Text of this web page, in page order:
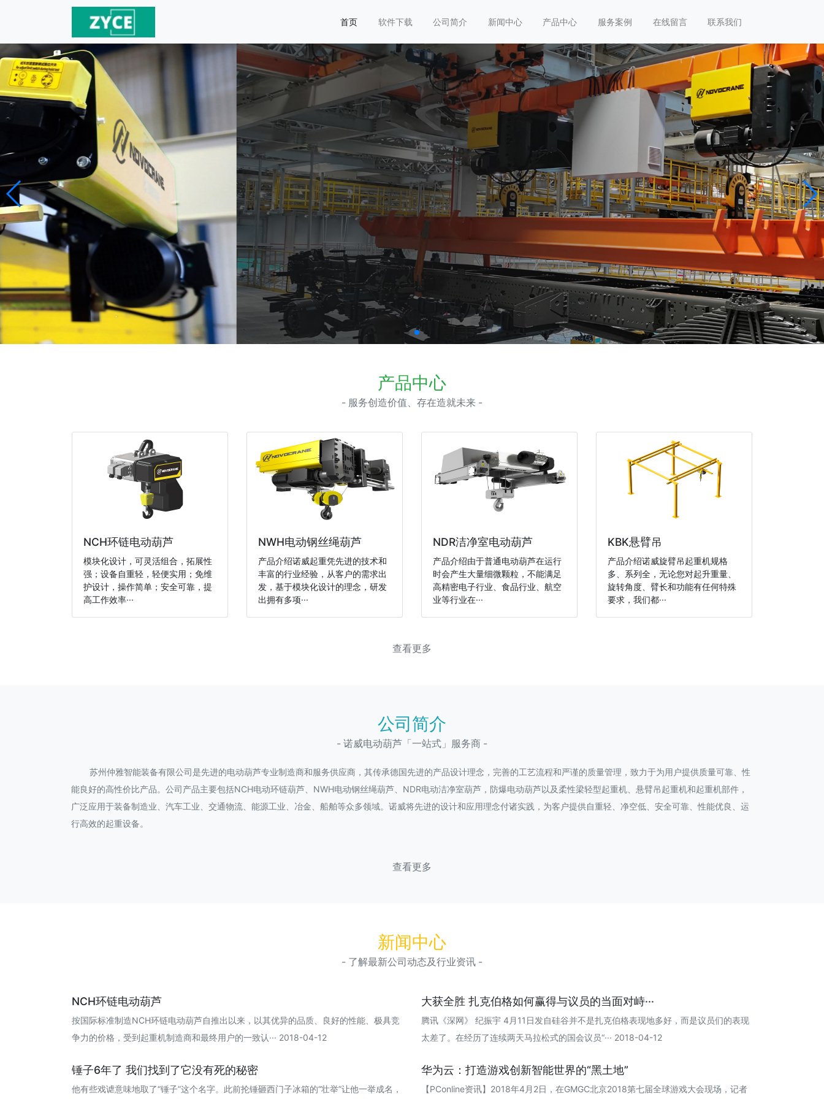
首页 软件下载 公司简介 新闻中心 产品中心 服务案例 在线留言 联系我们
产品中心
- 服务创造价值、存在造就未来 -
NCH环链电动葫芦
模块化设计，可灵活组合，拓展性
强；设备自重轻，轻便实用；免维
护设计，操作简单；安全可靠，提
高工作效率···
NWH电动钢丝绳葫芦
产品介绍诺威起重凭先进的技术和
丰富的行业经验，从客户的需求出
发，基于模块化设计的理念，研发
出拥有多项···
NDR洁净室电动葫芦
产品介绍由于普通电动葫芦在运行
时会产生大量细微颗粒，不能满足
高精密电子行业、食品行业、航空
业等行业在···
KBK悬臂吊
产品介绍诺威旋臂吊起重机规格
多、系列全，无论您对起升重量、
旋转角度、臂长和功能有任何特殊
要求，我们都···
查看更多
公司简介
- 诺威电动葫芦「一站式」服务商 -
苏州仲雅智能装备有限公司是先进的电动葫芦专业制造商和服务供应商，其传承德国先进的产品设计理念，完善的工艺流程和严谨的质量管理，致力于为用户提供质量可靠、性
能良好的高性价比产品。公司产品主要包括NCH电动环链葫芦、NWH电动钢丝绳葫芦、NDR电动洁净室葫芦，防爆电动葫芦以及柔性梁轻型起重机、悬臂吊起重机和起重机部件，
广泛应用于装备制造业、汽车工业、交通物流、能源工业、冶金、船舶等众多领域。诺威将先进的设计和应用理念付诸实践，为客户提供自重轻、净空低、安全可靠、性能优良、运
行高效的起重设备。
查看更多
新闻中心
- 了解最新公司动态及行业资讯 -
NCH环链电动葫芦
按国际标准制造NCH环链电动葫芦自推出以来，以其优异的品质、良好的性能、极具竞
争力的价格，受到起重机制造商和最终用户的一致认··· 2018-04-12
大获全胜 扎克伯格如何赢得与议员的当面对峙···
腾讯《深网》 纪振宇 4月11日发自硅谷并不是扎克伯格表现地多好，而是议员们的表现
太差了。在经历了连续两天马拉松式的国会议员“··· 2018-04-12
锤子6年了 我们找到了它没有死的秘密
他有些戏谑意味地取了“锤子”这个名字。此前抡锤砸西门子冰箱的“壮举”让他一举成名，
华为云：打造游戏创新智能世界的“黑土地”
【PConline资讯】2018年4月2日，在GMGC北京2018第七届全球游戏大会现场，记者